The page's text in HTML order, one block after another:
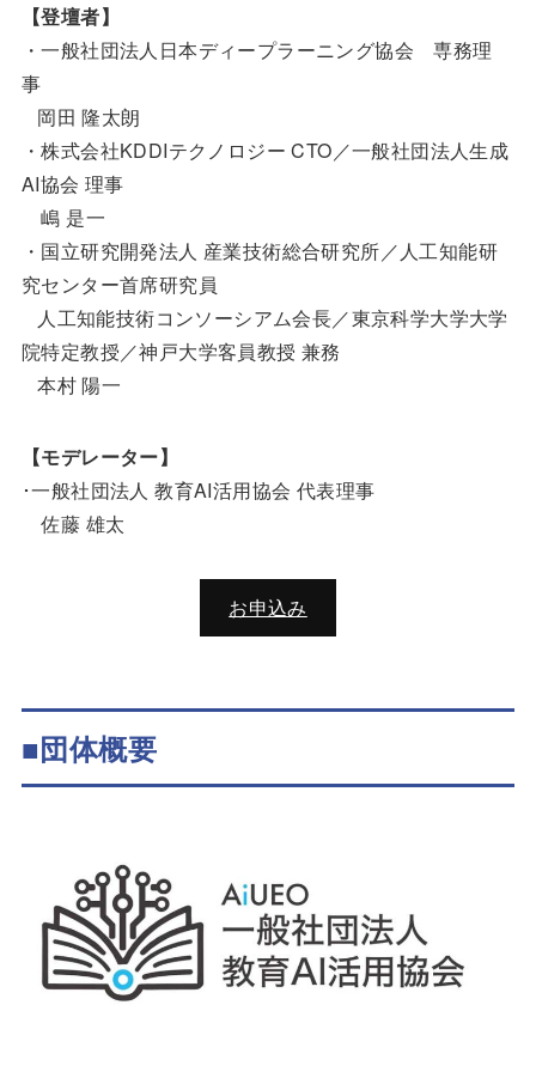
【登壇者】
・一般社団法人日本ディープラーニング協会 専務理
事
岡田 隆太朗
・株式会社KDDIテクノロジー CTO／一般社団法人生成
AI協会 理事
嶋 是一
・国立研究開発法人 産業技術総合研究所／人工知能研
究センター首席研究員
人工知能技術コンソーシアム会長／東京科学大学大学
院特定教授／神戸大学客員教授 兼務
本村 陽一
【モデレーター】
･一般社団法人 教育AI活用協会 代表理事
佐藤 雄太
お申込み
■団体概要